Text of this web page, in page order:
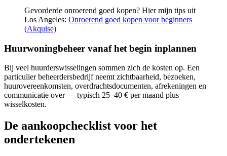
Gevorderde onroerend goed kopen? Hier mijn tips uit
Los Angeles: Onroerend goed kopen voor beginners
(Akquise)
Huurwoningbeheer vanaf het begin inplannen
Bij veel huurderswisselingen sommen zich de kosten op. Een
particulier beheerdersbedrijf neemt zichtbaarheid, bezoeken,
huurovereenkomsten, overdrachtsdocumenten, afrekeningen en
communicatie over — typisch 25–40 € per maand plus
wisselkosten.
De aankoopchecklist voor het
ondertekenen